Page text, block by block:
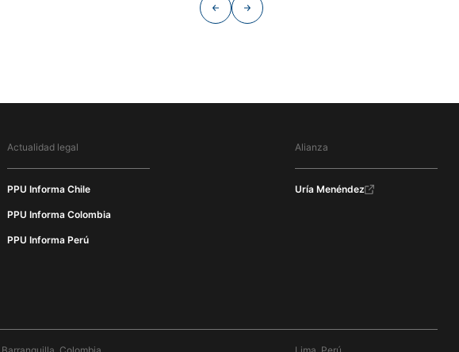
Actualidad legal
PPU Informa Chile
PPU Informa Colombia
PPU Informa Perú
Alianza
Uría Menéndez